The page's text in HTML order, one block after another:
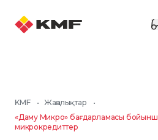
KMF • Жаңалықтар
•
«Даму Микро» бағдарламасы бойынша
микрокредиттер